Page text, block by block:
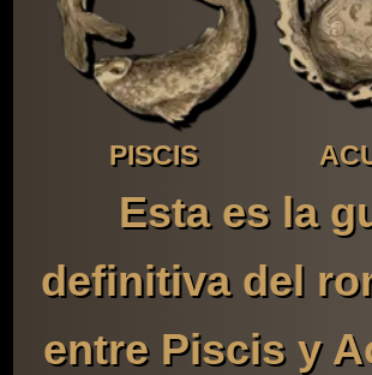
PISCIS
Esta es la
definitiva del
entre Piscis y